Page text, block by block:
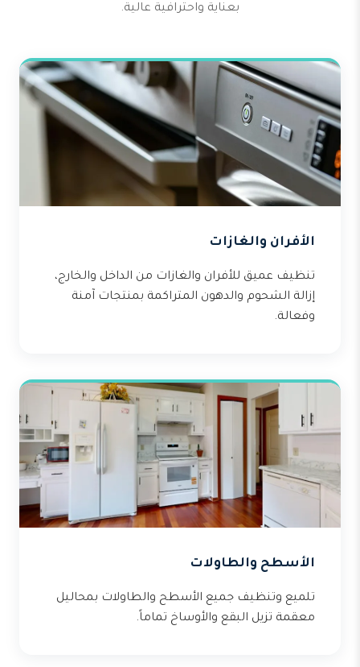
بعناية واحترافية عالية.
الأفران والغازات
تنظيف عميق للأفران والغازات من الداخل والخارج،
إزالة الشحوم والدهون المتراكمة بمنتجات آمنة
وفعالة.
الأسطح والطاولات
تلميع وتنظيف جميع الأسطح والطاولات بمحاليل
معقمة تزيل البقع والأوساخ تماماً.